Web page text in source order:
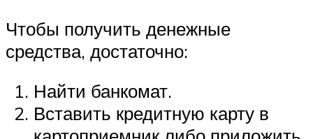
Чтобы получить денежные
средства, достаточно:
Найти банкомат.
Вставить кредитную карту в